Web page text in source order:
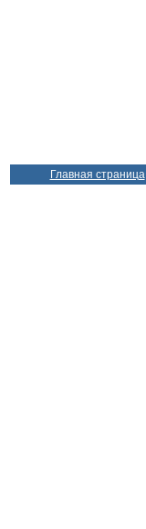
Главная страница